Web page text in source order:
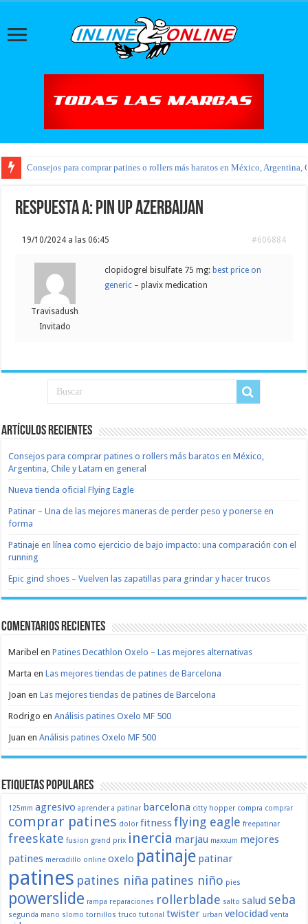
Consejos para comprar patines o rollers más baratos en México, Argentina,
Respuesta a: pin up azerbaijan
19/10/2024 a las 06:45 #606884
Travisadush
Invitado
clopidogrel bisulfate 75 mg: best price on
generic – plavix medication
Artículos recientes
Consejos para comprar patines o rollers más baratos en México,
Argentina, Chile y Latam en general
Nueva tienda oficial Flying Eagle
Patinar – Una de las mejores maneras de perder peso y ponerse en
forma
Patinaje en línea como ejercicio de bajo impacto: una comparación con el
running
Epic gind shoes – Vuelven las zapatillas para grindar y hacer trucos
Comentarios recientes
Maribel enPatines Decathlon Oxelo – Las mejores alternativas
Marta enLas mejores tiendas de patines de Barcelona
Joan enLas mejores tiendas de patines de Barcelona
Rodrigo enAnálisis patines Oxelo MF 500
Juan enAnálisis patines Oxelo MF 500
Etiquetas populares
125mm agresivo aprender a patinar barcelona citty hopper compra comprar
comprar patines dolor fitnessflying eagle freepatinar
freeskate fusion grand prix inercia marjau maxxum mejores
patines mercadillo online oxelo patinaje patinar
patines patines niña patines niño pies
powerslide rampa reparaciones rollerblade salto salud seba
segunda mano slomo tornillos truco tutorial twister urban velocidad venta